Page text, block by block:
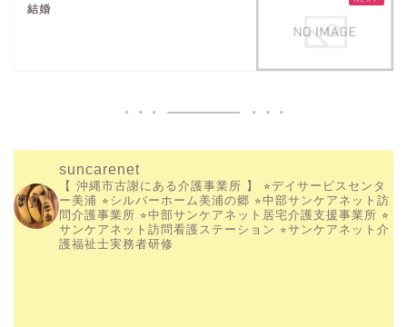
結婚
suncarenet
【 沖縄市古謝にある介護事業所 】
⭐︎デイサービスセンタ
ー美浦 ⭐︎シルバーホーム美浦の郷 ⭐︎中部サンケアネット訪
問介護事業所 ⭐︎中部サンケアネット居宅介護支援事業所 ⭐︎
サンケアネット訪問看護ステーション ⭐︎サンケアネット介
護福祉士実務者研修